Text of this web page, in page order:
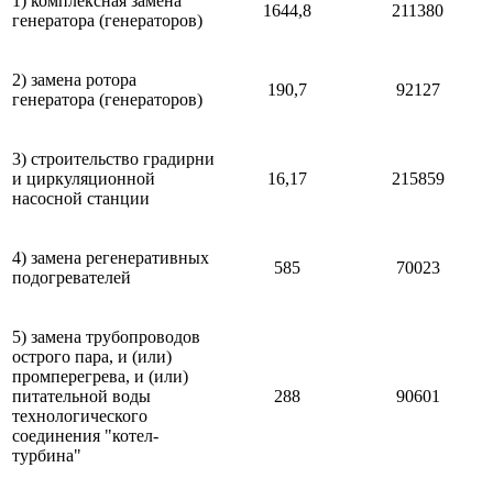
генератора (генераторов)
1644,8 211380
2) замена ротора
генератора (генераторов)
190,7 92127
3) строительство градирни
и циркуляционной
насосной станции
16,17 215859
4) замена регенеративных
подогревателей
585 70023
5) замена трубопроводов
острого пара, и (или)
промперегрева, и (или)
питательной воды
технологического
соединения "котел-
турбина"
288 90601